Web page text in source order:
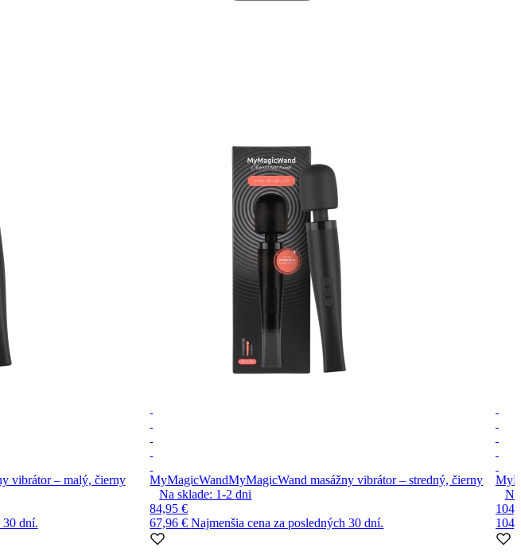
vibrátor – malý, čierny
30 dní.
MyMagicWandMyMagicWand masážny vibrátor – stredný, čierny
Na sklade: 1-2dni
84,95 €
67,96 €Najmenšia cena za posledných 30 dní.